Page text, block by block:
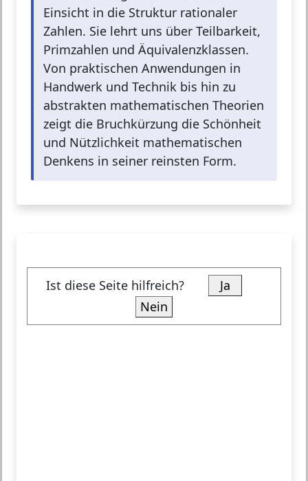
Einsicht in die Struktur rationaler
Zahlen. Sie lehrt uns über Teilbarkeit,
Primzahlen und Äquivalenzklassen.
Von praktischen Anwendungen in
Handwerk und Technik bis hin zu
abstrakten mathematischen Theorien
zeigt die Bruchkürzung die Schönheit
und Nützlichkeit mathematischen
Denkens in seiner reinsten Form.
Ist diese Seite hilfreich?
Ja
Nein